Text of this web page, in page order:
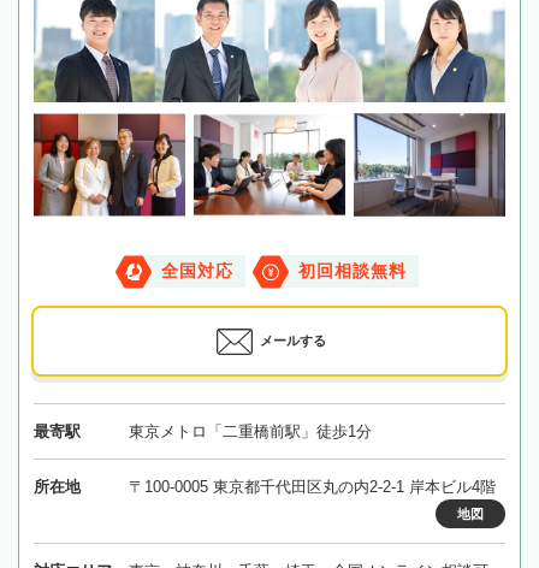
全国対応 初回相談無料
メールする
最寄駅 東京メトロ「二重橋前駅」徒歩1分
所在地 〒100-0005 東京都千代田区丸の内2-2-1 岸本ビル4階
地図